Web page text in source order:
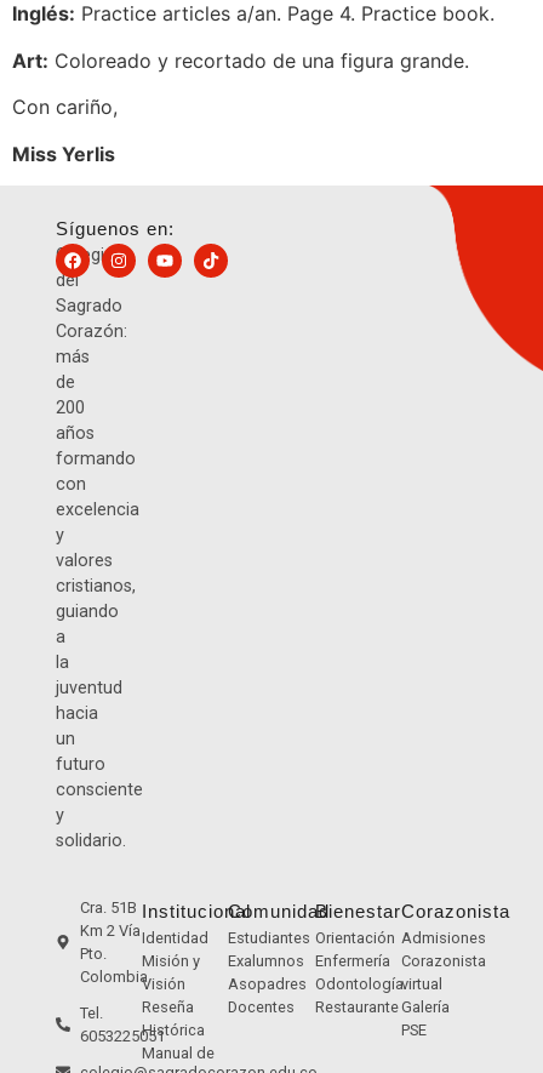
Inglés: Practice articles a/an. Page 4. Practice book.
Art: Coloreado y recortado de una figura grande.
Con cariño,
Miss Yerlis
Colegio
del
Sagrado
Corazón:
más
de
200
años
formando
con
excelencia
y
valores
cristianos,
guiando
a
la
juventud
hacia
un
futuro
consciente
y
solidario.
Síguenos en:
Cra. 51B
Km 2 Vía
Pto.
Colombia
Tel.
6053225051
Institucional
Identidad
Misión y
Visión
Reseña
Histórica
Manual de
Comunidad
Estudiantes
Exalumnos
Asopadres
Docentes
Bienestar
Orientación
Enfermería
Odontología
Restaurante
Corazonista
Admisiones
Corazonista
virtual
Galería
PSE